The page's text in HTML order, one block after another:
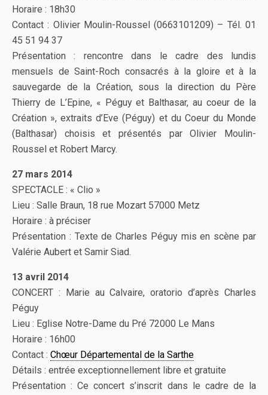
Horaire : 18h30
Contact : Olivier Moulin-Roussel (0663101209) – Tél. 01
45 51 94 37
Présentation : rencontre dans le cadre des lundis
mensuels de Saint-Roch consacrés à la gloire et à la
sauvegarde de la Création, sous la direction du Père
Thierry de L’Epine, « Péguy et Balthasar, au coeur de la
Création », extraits d’Eve (Péguy) et du Coeur du Monde
(Balthasar) choisis et présentés par Olivier Moulin-
Roussel et Robert Marcy.
27 mars 2014
SPECTACLE : « Clio »
Lieu : Salle Braun, 18 rue Mozart 57000 Metz
Horaire : à préciser
Présentation : Texte de Charles Péguy mis en scène par
Valérie Aubert et Samir Siad.
13 avril 2014
CONCERT : Marie au Calvaire, oratorio d’après Charles
Péguy
Lieu : Eglise Notre-Dame du Pré 72000 Le Mans
Horaire : 16h00
Contact : Chœur Départemental de la Sarthe
Détails : entrée exceptionnellement libre et gratuite
Présentation : Ce concert s’inscrit dans le cadre de la